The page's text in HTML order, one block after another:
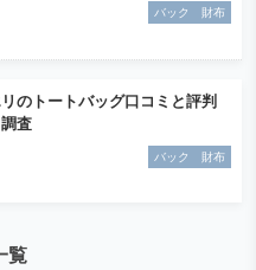
バック 財布
のトートバッグ口コミと評判
査
バック 財布
覧